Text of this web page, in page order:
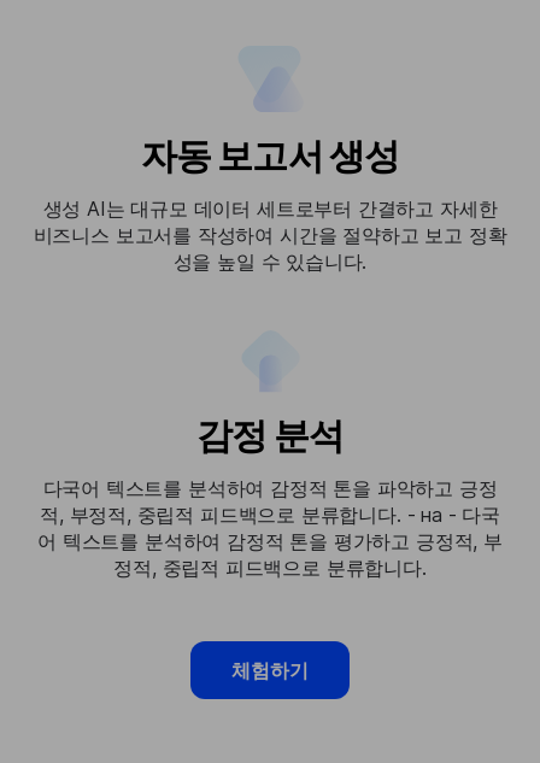
자동 보고서 생성
생성 AI는 대규모 데이터 세트로부터 간결하고 자세한
비즈니스 보고서를 작성하여 시간을 절약하고 보고 정확
성을 높일 수 있습니다.
감정 분석
다국어 텍스트를 분석하여 감정적 톤을 파악하고 긍정
적, 부정적, 중립적 피드백으로 분류합니다. - на - 다국
어 텍스트를 분석하여 감정적 톤을 평가하고 긍정적, 부
정적, 중립적 피드백으로 분류합니다.
체험하기